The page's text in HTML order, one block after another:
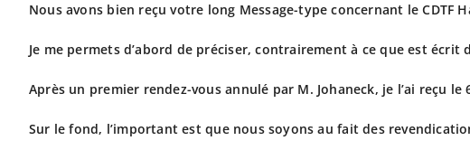
Nous avons bien reçu votre long Message-type concernant le CDTF
Je me permets d’abord de préciser, contrairement à ce que est
Après un premier rendez-vous annulé par M. Johaneck, je l’ai reçu
Sur le fond, l’important est que nous soyons au fait des